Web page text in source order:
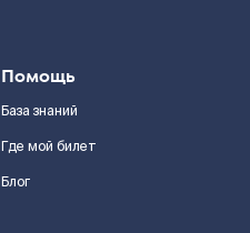
Помощь
База знаний
Где мой билет
Блог